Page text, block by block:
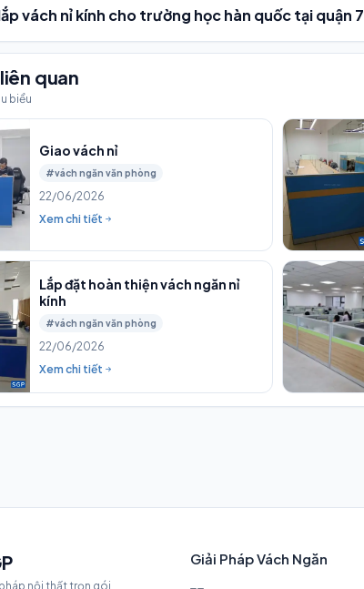
vách nỉ kính cho trường học hàn quốc tại quận 7
quan
biểu
Giao vách nỉ
#vách ngăn văn phòng
22/06/2026
Xem chi tiết
Lắp đặt hoàn thiện vách ngăn nỉ
kính
#vách ngăn văn phòng
22/06/2026
Xem chi tiết
nội thất trọn gói
Giải Pháp Vách Ngăn